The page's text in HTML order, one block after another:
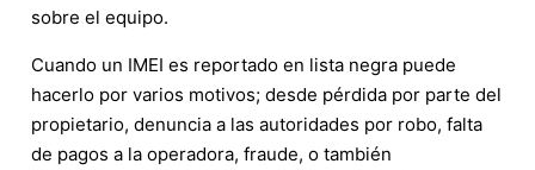
sobre el equipo.
Cuando un IMEI es reportado en lista negra puede
hacerlo por varios motivos; desde pérdida por parte del
propietario, denuncia a las autoridades por robo, falta
de pagos a la operadora, fraude, o también